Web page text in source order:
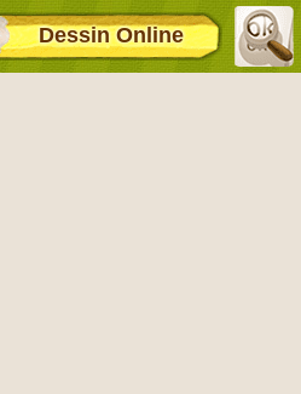
Dessin Online